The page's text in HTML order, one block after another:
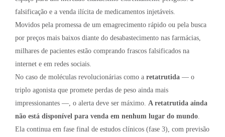
falsificação e a venda ilícita de medicamentos injetáveis.
Movidos pela promessa de um emagrecimento rápido ou pela busca
por preços mais baixos diante do desabastecimento nas farmácias,
milhares de pacientes estão comprando frascos falsificados na
internet e em redes sociais.
No caso de moléculas revolucionárias como a retatrutida — o
triplo agonista que promete perdas de peso ainda mais
impressionantes —, o alerta deve ser máximo. A retatrutida ainda
não está disponível para venda em nenhum lugar do mundo
Ela continua em fase final de estudos clínicos (fase 3), com previsão